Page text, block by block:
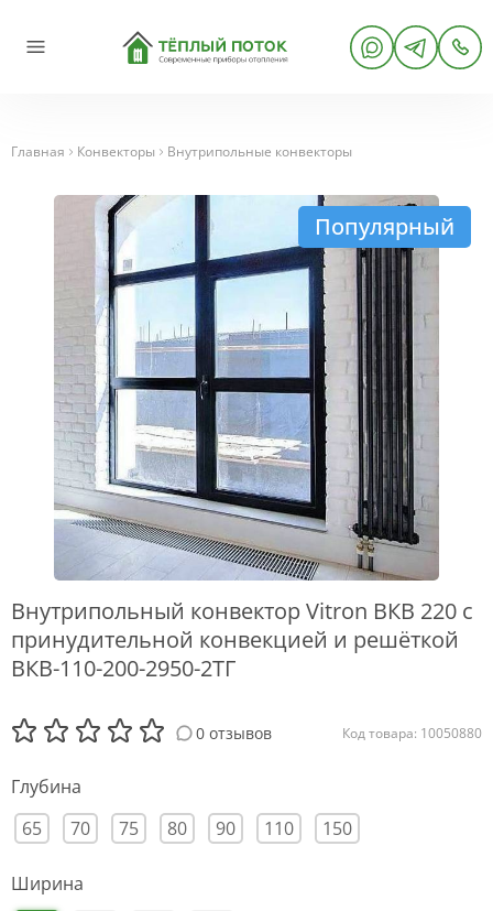
Главная Конвекторы Внутрипольные конвекторы
Популярный
Внутрипольный конвектор Vitron ВКВ 220 с
принудительной конвекцией и решёткой
ВКВ-110-200-2950-2ТГ
0 отзывов Код товара: 10050880
Глубина
65
70 75 80 90 110 150
Ширина